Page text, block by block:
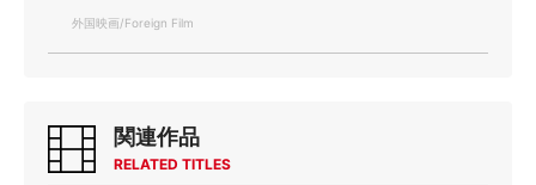
外国映画/Foreign Film
関連作品
RELATED TITLES